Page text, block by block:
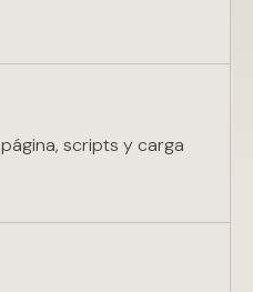
scripts y carga